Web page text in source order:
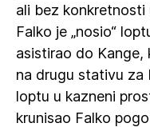
ali bez konkretnosti
Falko je „nosio“
asistirao do Kange,
na drugu stativu za
loptu u kazneni
krunisao Falko